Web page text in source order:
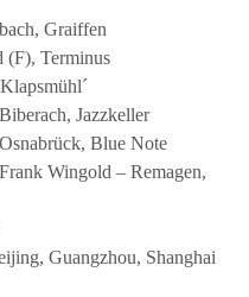
Graiffen
(F), Terminus
Jazzkeller
Blue Note
Wingold – Remagen,
Guangzhou, Shanghai